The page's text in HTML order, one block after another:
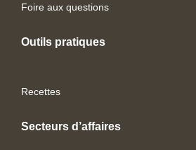
Foire aux questions
Outils pratiques
Recettes
Secteurs d’affaires